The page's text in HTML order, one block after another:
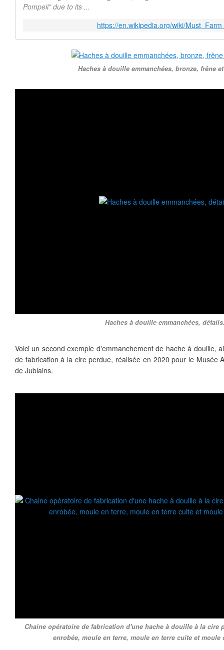
Pompeii" due to its ...
https://en.wikipedia.org/wiki/
Haches à douille emmanchées, bronze, frêne
Haches à douille emmanchées,
Voici un second exemple d'emmanchement de hache à douille,
de fabrication à la cire perdue, réalisée en 2020 pour le Musée
de Jublains.
Chaine opératoire de fabrication d'une hache à douille à la cire
enrobée, moule en terre, moule en terre cuite et moule